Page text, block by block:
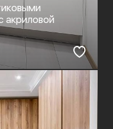
акриловой